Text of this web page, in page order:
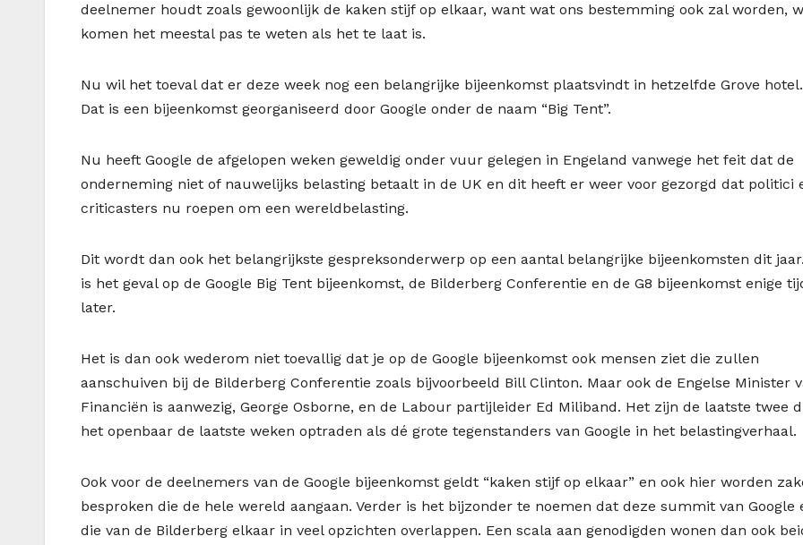
deelnemer houdt zoals gewoonlijk de kaken stijf op elkaar, want wat ons bestemming ook zal worden,
komen het meestal pas te weten als het te laat is.
Nu wil het toeval dat er deze week nog een belangrijke bijeenkomst plaatsvindt in hetzelfde Grove hotel.
Dat is een bijeenkomst georganiseerd door Google onder de naam “Big Tent”.
Nu heeft Google de afgelopen weken geweldig onder vuur gelegen in Engeland vanwege het feit dat de
onderneming niet of nauwelijks belasting betaalt in de UK en dit heeft er weer voor gezorgd dat politici
criticasters nu roepen om een wereldbelasting.
Dit wordt dan ook het belangrijkste gespreksonderwerp op een aantal belangrijke bijeenkomsten dit
is het geval op de Google Big Tent bijeenkomst, de Bilderberg Conferentie en de G8 bijeenkomst enige
later.
Het is dan ook wederom niet toevallig dat je op de Google bijeenkomst ook mensen ziet die zullen
aanschuiven bij de Bilderberg Conferentie zoals bijvoorbeeld Bill Clinton. Maar ook de Engelse Minister
Financiën is aanwezig, George Osborne, en de Labour partijleider Ed Miliband. Het zijn de laatste twee
het openbaar de laatste weken optraden als dé grote tegenstanders van Google in het belastingverhaal.
Ook voor de deelnemers van de Google bijeenkomst geldt “kaken stijf op elkaar” en ook hier worden
besproken die de hele wereld aangaan. Verder is het bijzonder te noemen dat deze summit van Google
die van de Bilderberg elkaar in veel opzichten overlappen. Een scala aan genodigden wonen dan ook